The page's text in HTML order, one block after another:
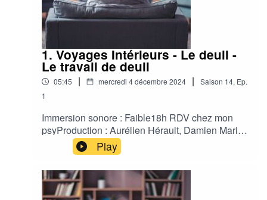
1. Voyages Intérieurs - Le deuil -
Le travail de deuil
05:45 | mercredi 4 décembre 2024 | Saison 14, Ep.
1
Immersion sonore : Faible18h RDV chez mon
psyProduction : Aurélien Hérault, Damien Maric,
Jean François TinardChargée de production :
Agathe LedeinAuteur : Danaë Holler et Solène
EkizianComédien : Benoit AllemaneStudio :
Contrechamp Studio Habillage Sonore :
Contrechamp Studio
Play